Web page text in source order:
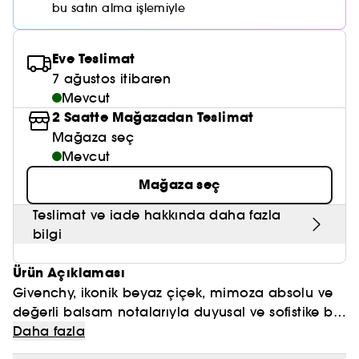
Maske
Cilt Bakım Setleri
Saç Bakım Setleri
Okyanus Esansı
Nemlendirici Bakım
Kızarıklık için Bakım
Sıkılaştırıcı ve Lifting Etkili Bakım
Cilt Tonu Eşitsizliği için Bakım
Işıltı Veren Bakım
Karma ve Yağlı Saçlar
CHAMPO
LE MONDE GOURMAND
SUMMER FRIDAYS
ERBORIAN
OLAPLEX
KÉRASTASE
TANGLE TEEZER
GISOU
K18
KAYALI
ARMANI
SUPERGOOP!
GISOU
OUAI
AMIKA
KAYALI
LE MONDE GOURMAND
bu satın alma işlemiyle
Eve Teslimat
7 ağustos itibaren
Mevcut
2 Saatte Mağazadan Teslimat
Mağaza seç
Mevcut
Mağaza seç
Teslimat ve iade hakkında daha fazla
bilgi
Ürün Açıklaması
Givenchy, ikonik beyaz çiçek, mimoza absolu ve
değerli balsam notalarıyla duyusal ve sofistike bir
koku olan L'Interdit Parfum'ü sunar.
Daha fazla